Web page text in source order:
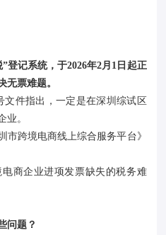
登记系统，于2026年2月1日起正
无票难题。
文件指出，一定是在深圳综试区
业。
市跨境电商线上综合服务平台》
商企业进项发票缺失的税务难
问题？